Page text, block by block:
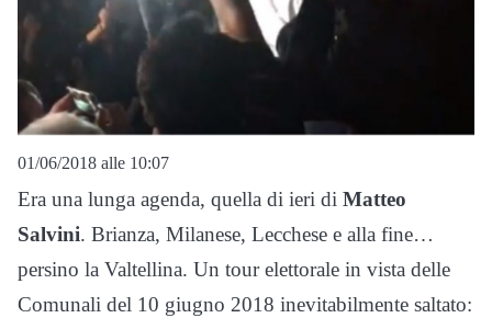
01/06/2018 alle 10:07
Era una lunga agenda, quella di ieri di Matteo
Salvini. Brianza, Milanese, Lecchese e alla fine…
persino la Valtellina. Un tour elettorale in vista delle
Comunali del 10 giugno 2018 inevitabilmente saltato: